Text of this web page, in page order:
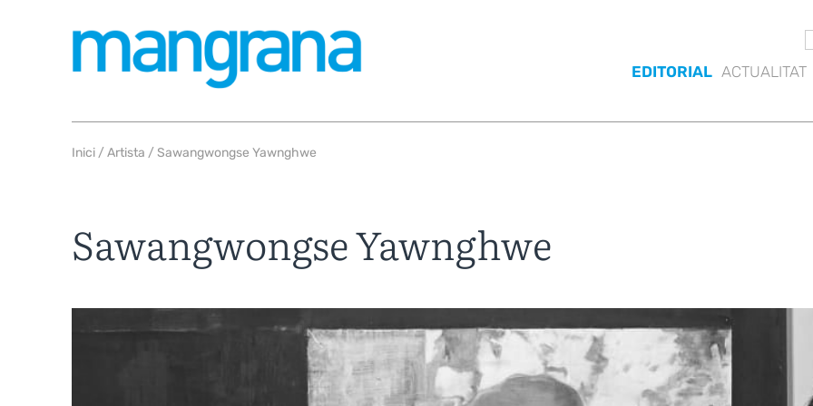
EDITORIAL ACTUALITAT
Inici /Artista / Sawangwongse Yawnghwe
Sawangwongse Yawnghwe